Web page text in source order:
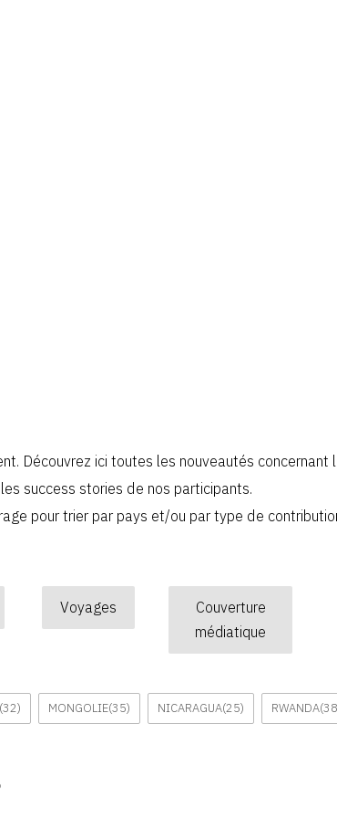
Découvrez ici toutes les nouveautés
success stories de nos participants.
pour trier par pays et/ou par type de
Voyages
Couverture
médiatique
(32) MONGOLIE(35) NICARAGUA(25) RWANDA